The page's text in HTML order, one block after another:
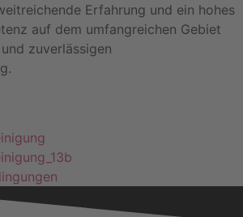
Erfahrung und ein hohes
auf dem umfangreichen Gebiet
zuverlässigen